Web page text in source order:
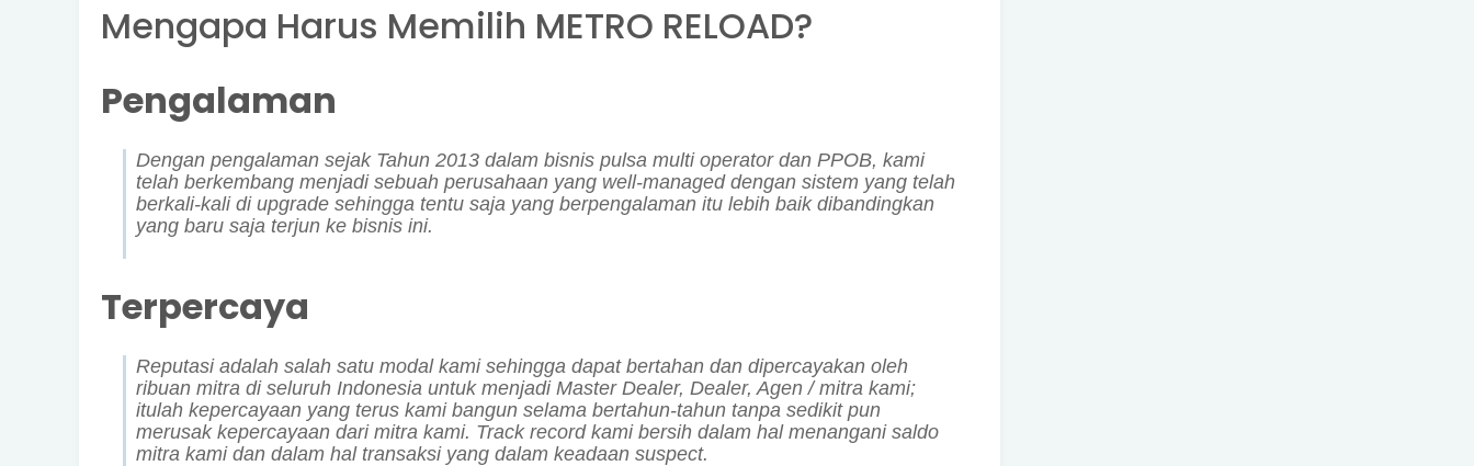
Mengapa Harus Memilih METRO RELOAD?
Pengalaman
Dengan pengalaman sejak Tahun 2013 dalam bisnis pulsa multi operator dan PPOB, kami
telah berkembang menjadi sebuah perusahaan yang well-managed dengan sistem yang telah
berkali-kali di upgrade sehingga tentu saja yang berpengalaman itu lebih baik dibandingkan
yang baru saja terjun ke bisnis ini.
Terpercaya
Reputasi adalah salah satu modal kami sehingga dapat bertahan dan dipercayakan oleh
ribuan mitra di seluruh Indonesia untuk menjadi Master Dealer, Dealer, Agen /mitra kami;
itulah kepercayaan yang terus kami bangun selama bertahun-tahun tanpa sedikit pun
merusak kepercayaan dari mitra kami. Track record kami bersih dalam hal menangani saldo
mitra kami dan dalam hal transaksi yang dalam keadaan suspect.